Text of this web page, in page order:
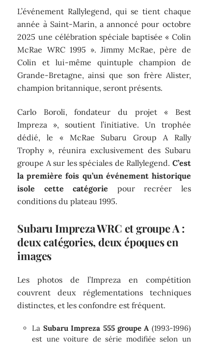
L’événement Rallylegend, qui se tient chaque
année à Saint-Marin, a annoncé pour octobre
2025 une célébration spéciale baptisée « Colin
McRae WRC 1995 ». Jimmy McRae, père de
Colin et lui-même quintuple champion de
Grande-Bretagne, ainsi que son frère Alister,
champion britannique, seront présents.
Carlo Boroli, fondateur du projet « Best
Impreza », soutient l’initiative. Un trophée
dédié, le « McRae Subaru Group A Rally
Trophy », réunira exclusivement des Subaru
groupe A sur les spéciales de Rallylegend. C’est
la première fois qu’un événement historique
isole cette catégorie pour recréer les
conditions du plateau 1995.
Subaru Impreza WRC et groupe A :
deux catégories, deux époques en
images
Les photos de l’Impreza en compétition
couvrent deux réglementations techniques
distinctes, et les confondre est fréquent.
La Subaru Impreza 555 groupe A (1993-1996)
est une voiture de série modifiée selon un